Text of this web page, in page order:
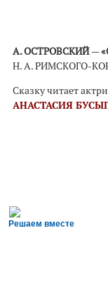
А. ОСТРОВСКИЙ—
Н. А. РИМСКОГО-
Сказку читает
АНАСТАСИЯ
Решаем вместе